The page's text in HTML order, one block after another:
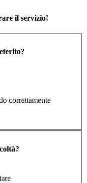
il servizio!
correttamente